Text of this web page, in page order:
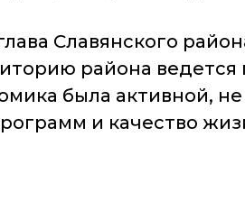
Славянского
района ведется
была активной,
и качество